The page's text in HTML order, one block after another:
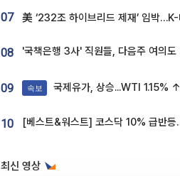
07
08
09 속보 국제유가, 상승...WTI 1.15% ↑
10
최신 영상